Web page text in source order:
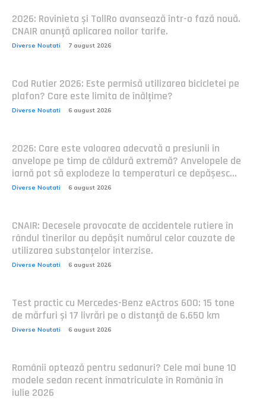
2026: Rovinieta și TollRo avansează într-o fază nouă.
CNAIR anunță aplicarea noilor tarife.
Diverse Noutati 7 august 2026
Cod Rutier 2026: Este permisă utilizarea bicicletei pe
plafon? Care este limita de înălțime?
Diverse Noutati 6 august 2026
2026: Care este valoarea adecvată a presiunii în
anvelope pe timp de căldură extremă? Anvelopele de
iarnă pot să explodeze la temperaturi ce depășesc...
Diverse Noutati 6 august 2026
CNAIR: Decesele provocate de accidentele rutiere în
rândul tinerilor au depășit numărul celor cauzate de
utilizarea substanțelor interzise.
Diverse Noutati 6 august 2026
Test practic cu Mercedes-Benz eActros 600: 15 tone
de mărfuri și 17 livrări pe o distanță de 6.650 km
Diverse Noutati 6 august 2026
Românii optează pentru sedanuri? Cele mai bune 10
modele sedan recent înmatriculate în România în
iulie 2026